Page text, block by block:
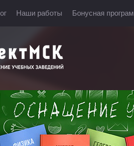
Наши работы Бонусная